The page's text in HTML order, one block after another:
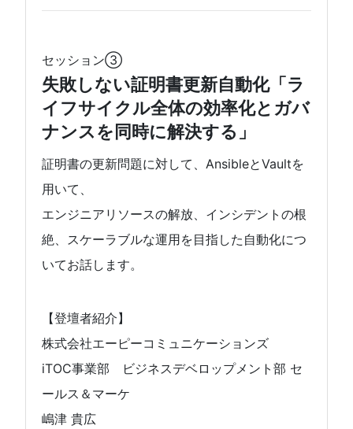
セッション③
失敗しない証明書更新自動化「ラ
イフサイクル全体の効率化とガバ
ナンスを同時に解決する」
証明書の更新問題に対して、AnsibleとVaultを
用いて、
エンジニアリソースの解放、インシデントの根
絶、スケーラブルな運用を目指した自動化につ
いてお話します。
【登壇者紹介】
株式会社エーピーコミュニケーションズ
iTOC事業部 ビジネスデベロップメント部 セ
ールス＆マーケ
嶋津 貴広